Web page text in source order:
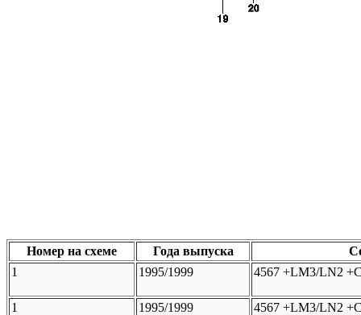
Номер на схеме Года выпуска
1
1995/1999 4567 +LM3/LN2
1 1995/1999 4567 +LM3/LN2